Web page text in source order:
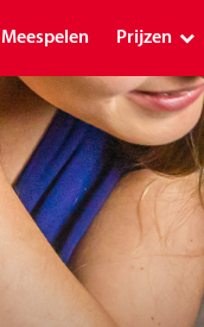
Meespelen Prijzen
Prijzen
Premium
Plus